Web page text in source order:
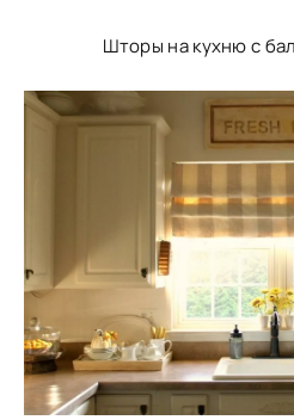
Шторы на кухню с